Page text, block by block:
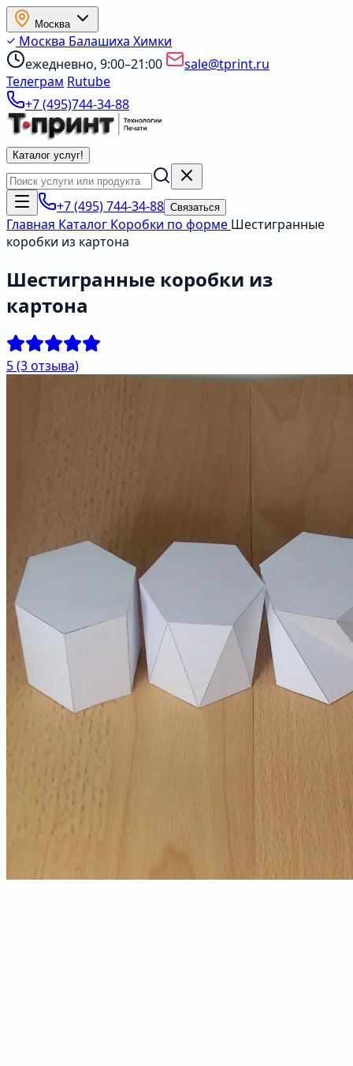
Москва
Москва Балашиха Химки
ежедневно, 9:00–21:00
sale@tprint.ru
Телеграм Rutube
+7 (495)744-34-88
Каталог услуг!
+7 (495) 744-34-88 Связаться
Главная Каталог Коробки по форме Шестигранные
коробки из картона
Шестигранные коробки из
картона
5(3 отзыва)